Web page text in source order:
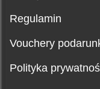
Regulamin
Vouchery
Polityka